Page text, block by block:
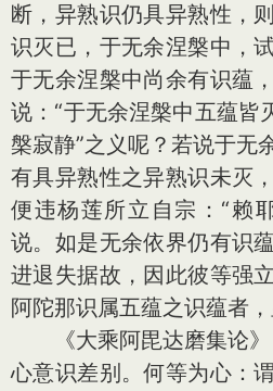
断，异熟识仍具异熟性，
识灭已，于无余涅槃中，
于无余涅槃中尚余有识蕴
说：“于无余涅槃中五蕴皆
槃寂静”之义呢？若说于无
有具异熟性之异熟识未灭
便违杨莲所立自宗：“赖
说。如是无余依界仍有识
进退失据故，因此彼等强
阿陀那识属五蕴之识蕴者，
《大乘阿毘达磨集论》
心意识差别。何等为心：